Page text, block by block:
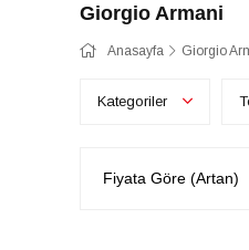
Giorgio Armani
Anasayfa Giorgio
Kategoriler
Fiyata Göre (Artan)